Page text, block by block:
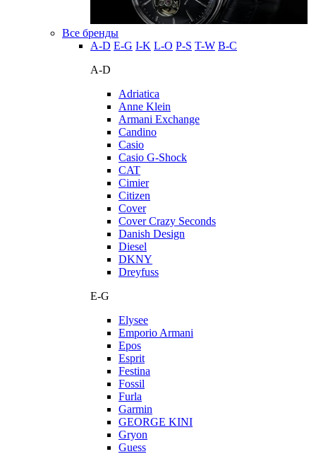
Все бренды
A-D E-G I-K L-O P-S T-W В-С
A-D
Adriatica
Anne Klein
Armani Exchange
Candino
Casio
Casio G-Shock
CAT
Cimier
Citizen
Cover
Cover Crazy Seconds
Danish Design
Diesel
DKNY
Dreyfuss
E-G
Elysee
Emporio Armani
Epos
Esprit
Festina
Fossil
Furla
Garmin
GEORGE KINI
Gryon
Guess